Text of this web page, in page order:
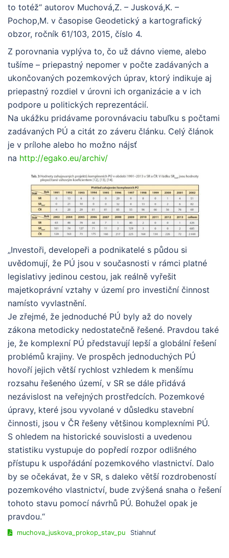
to totéž“ autorov Muchová,Z. – Jusková,K. –
Pochop,M. v časopise Geodetický a kartografický
obzor, ročník 61/103, 2015, číslo 4.
Z porovnania vyplýva to, čo už dávno vieme, alebo
tušíme – priepastný nepomer v počte zadávaných a
ukončovaných pozemkových úprav, ktorý indikuje aj
priepastný rozdiel v úrovni ich organizácie a v ich
podpore u politických reprezentácií.
Na ukážku pridávame porovnávaciu tabuľku s počtami
zadávaných PÚ a citát zo záveru článku. Celý článok
je v prílohe alebo ho možno nájsť
na http://egako.eu/archiv/
„Investoři, developeři a podnikatelé s půdou si
uvědomují, že PÚ jsou v současnosti v rámci platné
legislativy jedinou cestou, jak reálně vyřešit
majetkoprávní vztahy v území pro investiční činnost
namísto vyvlastnění.
Je zřejmé, že jednoduché PÚ byly až do novely
zákona metodicky nedostatečně řešené. Pravdou také
je, že komplexní PÚ představují lepší a globální řešení
problémů krajiny. Ve prospěch jednoduchých PÚ
hovoří jejich větší rychlost vzhledem k menšímu
rozsahu řešeného území, v SR se dále přidává
nezávislost na veřejných prostředcích. Pozemkové
úpravy, které jsou vyvolané v důsledku stavební
činnosti, jsou v ČR řešeny většinou komplexními PÚ.
S ohledem na historické souvislosti a uvedenou
statistiku vystupuje do popředí rozpor odlišného
přístupu k uspořádání pozemkového vlastnictví. Dalo
by se očekávat, že v SR, s daleko větší rozdrobeností
pozemkového vlastnictví, bude zvýšená snaha o řešení
tohoto stavu pomocí návrhů PÚ. Bohužel opak je
pravdou.“
muchova_juskova_prokop_stav_pu Stiahnuť